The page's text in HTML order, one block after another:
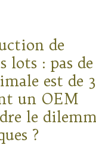
de
lots : pas
est de
un OEM
le
?